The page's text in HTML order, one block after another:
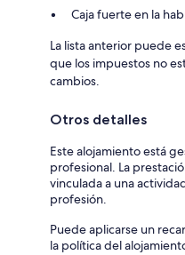
Caja fuerte en la
La lista anterior puede
que los impuestos no
cambios.
Otros detalles
Este alojamiento está
profesional. La
vinculada a una
profesión.
Puede aplicarse un
la política del